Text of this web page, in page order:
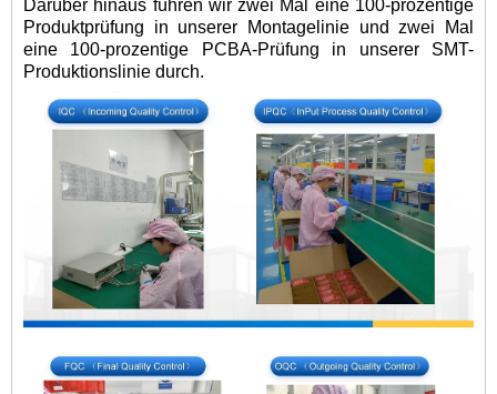
Darüber hinaus führen wir zwei Mal eine 100-prozentige
Produktprüfung in unserer Montagelinie und zwei Mal
eine 100-prozentige PCBA-Prüfung in unserer SMT-
Produktionslinie durch.